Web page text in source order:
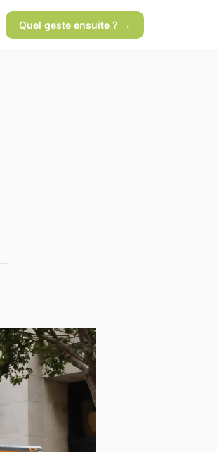
Quel geste ensuite ? →